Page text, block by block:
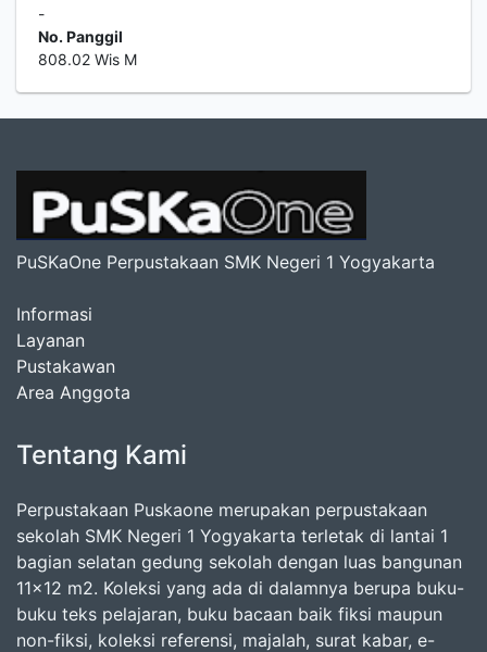
-
No. Panggil
808.02 Wis M
PuSKaOne Perpustakaan SMK Negeri 1 Yogyakarta
Informasi
Layanan
Pustakawan
Area Anggota
Tentang Kami
Perpustakaan Puskaone merupakan perpustakaan
sekolah SMK Negeri 1 Yogyakarta terletak di lantai 1
bagian selatan gedung sekolah dengan luas bangunan
11x12 m2. Koleksi yang ada di dalamnya berupa buku-
buku teks pelajaran, buku bacaan baik fiksi maupun
non-fiksi, koleksi referensi, majalah, surat kabar, e-